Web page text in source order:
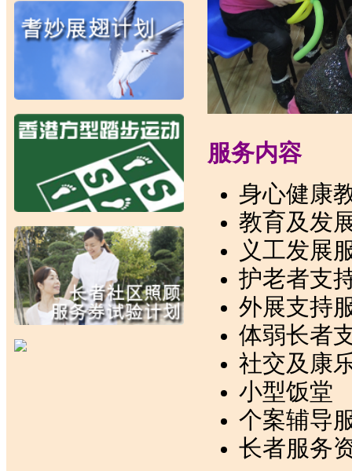
服务内容
身心健康
教育及发
义工发展
护老者支
外展支持
体弱长者
社交及康
小型饭堂
个案辅导
长者服务